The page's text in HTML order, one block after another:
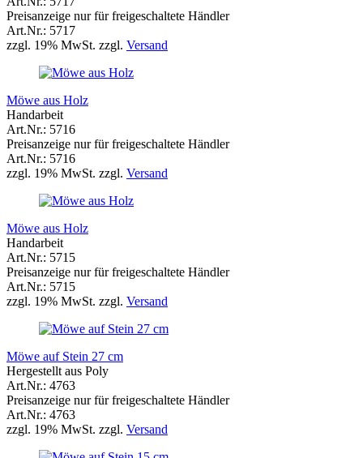
Preisanzeige nur für freigeschaltete Händler
Art.Nr.: 5717
zzgl. 19% MwSt. zzgl. Versand
Möwe aus Holz
Handarbeit
Art.Nr.: 5716
Preisanzeige nur für freigeschaltete Händler
Art.Nr.: 5716
zzgl. 19% MwSt. zzgl. Versand
Möwe aus Holz
Handarbeit
Art.Nr.: 5715
Preisanzeige nur für freigeschaltete Händler
Art.Nr.: 5715
zzgl. 19% MwSt. zzgl. Versand
Möwe auf Stein 27 cm
Hergestellt aus Poly
Art.Nr.: 4763
Preisanzeige nur für freigeschaltete Händler
Art.Nr.: 4763
zzgl. 19% MwSt. zzgl. Versand